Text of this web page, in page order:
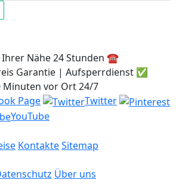
Ihrer Nähe 24 Stunden ☎️
Garantie | Aufsperrdienst ✅
Minuten vor Ort 24/7
Page
Twitter
YouTube
KontakteSitemap
Über uns